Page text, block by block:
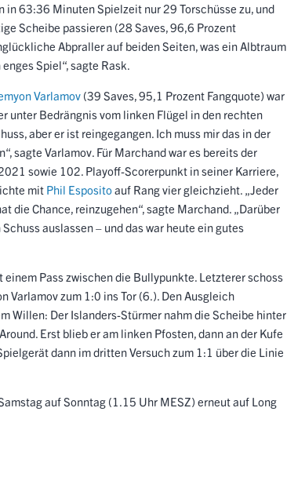
in 63:36 Minuten Spielzeit nur 29 Torschüsse zu, und
Scheibe passieren (28 Saves, 96,6 Prozent
Abpraller auf beiden Seiten, was ein Albtraum
Spiel“, sagte Rask.
Varlamov (39 Saves, 95,1 Prozent Fangquote) war
unter Bedrängnis vom linken Flügel in den rechten
aber er ist reingegangen. Ich muss mir das in der
sagte Varlamov. Für Marchand war es bereits der
sowie 102. Playoff-Scorerpunkt in seiner Karriere,
mit Phil Espositoauf Rang vier gleichzieht. „Jeder
die Chance, reinzugehen“, sagte Marchand. „Darüber
auslassen – und das war heute ein gutes
einem Pass zwischen die Bullypunkte. Letzterer schoss
Varlamov zum 1:0 ins Tor (6.). Den Ausgleich
Willen: Der Islanders-Stürmer nahm die Scheibe hinter
Erst blieb er am linken Pfosten, dann an der Kufe
dann im dritten Versuch zum 1:1 über die Linie
auf Sonntag (1.15 Uhr MESZ) erneut auf Long